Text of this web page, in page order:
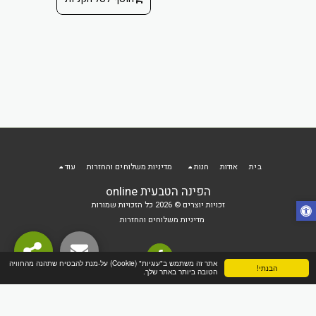
הבנתי!
אתר זה משתמש ב"עוגיות" (Cookie) על-מנת להבטיח שתהנה מהחוויה
הטובה ביותר באתר שלך.
הפינה הטבעית online
זכויות יוצרים © 2026 כל הזכויות שמורות
מדיניות משלוחים והחזרות
בית אודות חנות מדיניות משלוחים והחזרות עוד